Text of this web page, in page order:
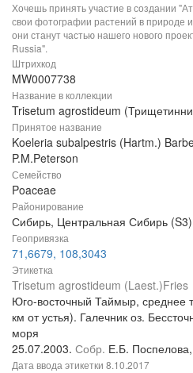
Хочешь принять участие в создании
свои фотографии растений в природе
они станут частью нашего нового
Russia".
Штрихкод
MW0007738
Название в коллекции
Trisetum agrostideum
Принятое название
Koeleria subalpestris (Hartm.)
P.M.Peterson
Семейство
Poaceae
Районирование
Сибирь, Центральная Сибирь
Геопривязка
71,6679, 108,3043
Этикетка
Trisetum agrostideum (Laest.)Fries
Юго-восточный Таймыр, среднее
км от устья). Галечник оз.
моря
25.07.2003. Собр. Е.Б. Поспелова,
Дата ввода этикетки 8.10.2017